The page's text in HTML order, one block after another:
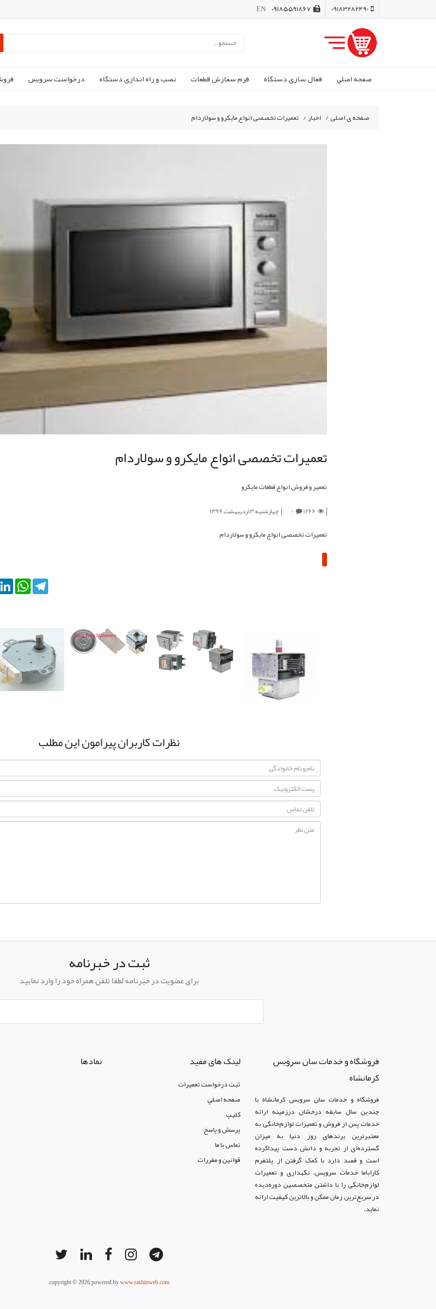
09183282490
09185591867
EN
صفحه اصلي فعال سازی دستگاه فرم سفارش قطعات نصب و راه اندازی دستگاه درخواست سرویس
صفحه ی اصلی/ اخبار/ تعمیرات تخصصی انواع مایکرو و سولاردام
تعمیرات تخصصی انواع مایکرو و سولاردام
تعمیر و فروش انواع قطعات مایکرو
1266
0 چهارشنبه 3 اردیبهشت 1399
تعمیرات تخصصی انواع مایکرو و سولاردام
WhatsAppTelegram
نظرات کاربران پیرامون این مطلب
ثبت در خبرنامه
برای عضویت در خبرنامه لطفا تلفن همراه خود را وارد نمایید
فروشگاه و خدمات سان سرويس
کرمانشاه
فروشگاه و خدمات سان سرويس کرمانشاه با
چندین سال سابقه درخشان درزمینه ارائه
خدمات پس از فروش و تعمیرات لوازم‌خانگی به
معتبرترین برندهای روز دنیا به میزان
گسترده‌ای از تجربه و دانش دست پیداکرده
است و قصد دارد با کمک گرفتن از پلتفرم
کاراباما خدمات سرویس، نگهداری و تعمیرات
لوازم‌خانگی را با داشتن متخصصین دوره‌دیده
در سریع‌ترین زمان ممکن و بالاترین کیفیت ارائه
نماید.
لینک های مفید
ثبت درخواست تعمیرات
صفحه اصلي
کليپ
پرسش و پاسخ
تماس با ما
قوانين و مقررات
نمادها
copyright © 2026 powered by www.rashinweb.com